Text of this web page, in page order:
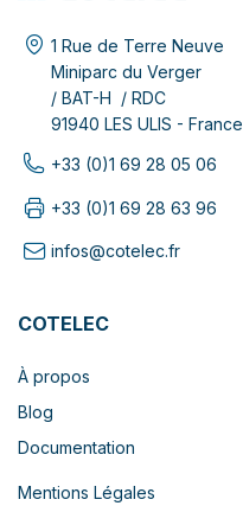
1 Rue de Terre Neuve
Miniparc du Verger
/ BAT-H / RDC
91940 LES ULIS - France
+33 (0)1 69 28 05 06
+33 (0)1 69 28 63 96
infos@cotelec.fr
COTELEC
À propos
Blog
Documentation
Mentions Légales